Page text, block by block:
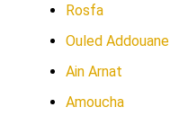
Rosfa
Ouled Addouane
Ain Arnat
Amoucha